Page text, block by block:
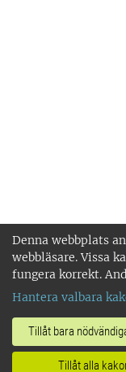
Denna webbplats
webbläsare. Vissa
fungera korrekt.
Hantera valbara
Tillåt bara
Tillåt alla